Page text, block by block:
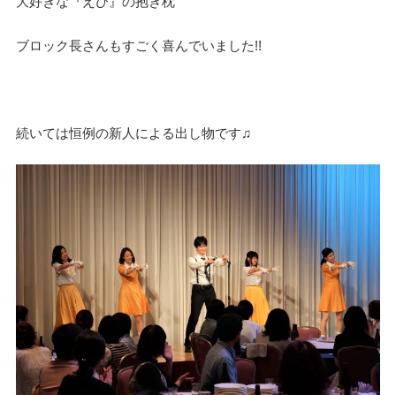
ブロック長さんもすごく喜んでいました!!
続いては恒例の新人による出し物です♫